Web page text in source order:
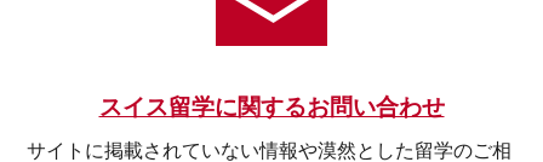
スイス留学に関するお問い合わせ
サイトに掲載されていない情報や漠然とした留学のご相